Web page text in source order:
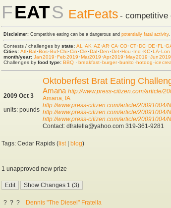
FEATS EatFeats - competitive
Disclaimer: Competitive eating can be a dangerous and potentially fatal activity.
Contests / challenges by state: AL ·AK ·AZ·AR·CA·CO·CT·DC·DE ·FL ·
Cities: Atl·Bal·Bos·Buf·Chi·Cin ·Cle ·Dal·Den ·Det·Hou ·Ind ·KC·LA·Lon
month/year: Jan 2019 ·Feb 2019 ·Mar 2019 ·Apr 2019 ·May 2019 ·Jun 2019
Challenges by food type: BBQ · breakfast·burger·burrito·hot dog ·ice
2009 Oct 3
units: pounds
Oktoberfest Brat Eating
Amana http://www.press-citizen.com/article/
Amana, IA
http://www.press-citizen.com/article/20091004/
http://www.press-citizen.com/article/20091004/
http://www.press-citizen.com/article/20091004/
Contact: dfratella@yahoo.com 319-361-9281
Tags: Cedar Rapids ( list| blog)
1 unapproved new prize
? ? ?
Dennis "The Diesel" Fratella